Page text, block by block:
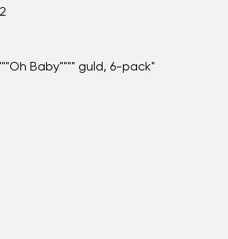
Baby"""" guld, 6-pack"